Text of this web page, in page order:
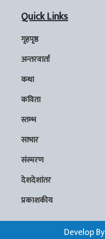
Quick Links
गृहपृष्ठ
अन्तरवार्ता
कथा
कविता
स्तम्भ
साभार
संस्मरण
देशदेशांतर
प्रकाशकीय
Develop By